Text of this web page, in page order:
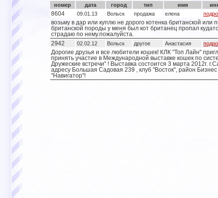
номер дата город тип имя
8604
09.01.13 Вольск продажа елена
возьму в дар или куплю не дорого котенка британской или
британской породы у меня был кот британец пропал
страдаю по нему.пожалуйста.
2942
02.02.12 Вольск другое Анастасия
Дорогие друзья и все любители кошек! КЛК "Топ Лайн"
принять участие в Международной выставке кошек по
Дружеские встречи" ! Выставка состоится 3 марта 2012г.
адресу Большая Садовая 239 , клуб "Восток", район
"Навигатор"!